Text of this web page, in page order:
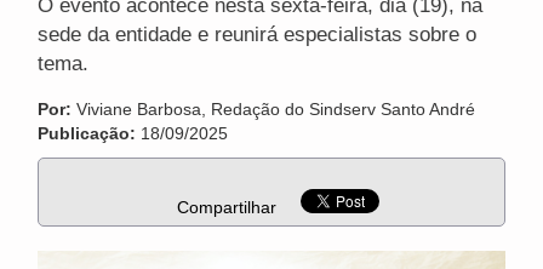
O evento acontece nesta sexta-feira, dia (19), na
sede da entidade e reunirá especialistas sobre o
tema.
Por: Viviane Barbosa, Redação do Sindserv Santo André
Publicação: 18/09/2025
Compartilhar